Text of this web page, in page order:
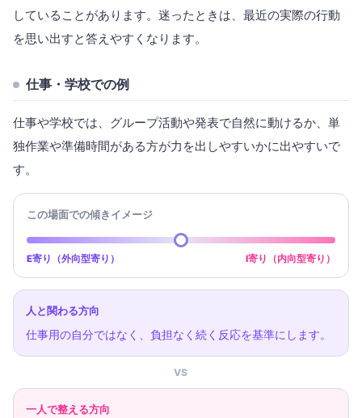
していることがあります。迷ったときは、最近の実際の行動
を思い出すと答えやすくなります。
仕事・学校での例
仕事や学校では、グループ活動や発表で自然に動けるか、単
独作業や準備時間がある方が力を出しやすいかに出やすいで
す。
この場面での傾きイメージ
E寄り（外向型寄り） I寄り（内向型寄り）
人と関わる方向
仕事用の自分ではなく、負担なく続く反応を基準にします。
VS
一人で整える方向